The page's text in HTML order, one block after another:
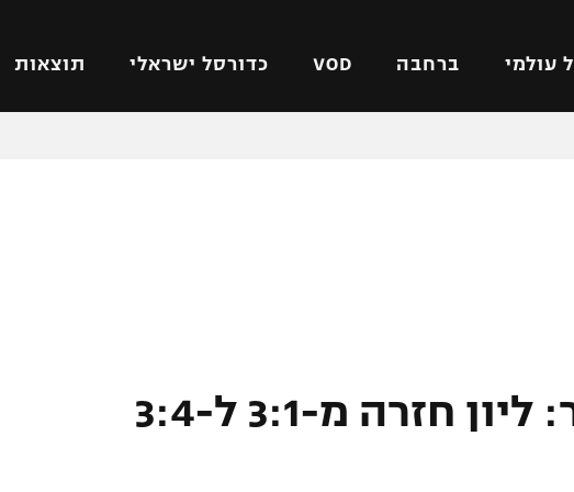
עולמי ברחבה VOD כדורסל ישראלי תוצאות
ליגה צרפתית
הפועל ירושלים
דני אבדיהככה יוצאים ממשבר: ליון חזרה מ-3:1 ל-3:4